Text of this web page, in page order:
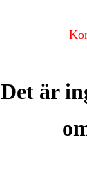
Det är